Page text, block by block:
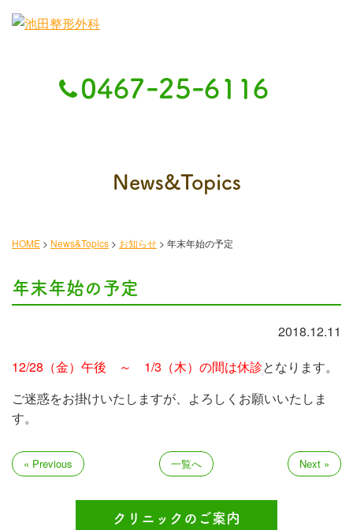
News&Topics
HOME > News&Topics > お知らせ > 年末年始の予定
年末年始の予定
2018.12.11
12/28（金）午後 ～ 1/3（木）の間は休診となります。
ご迷惑をお掛けいたしますが、よろしくお願いいたしま
す。
« Previous 一覧へ Next »
クリニックのご案内